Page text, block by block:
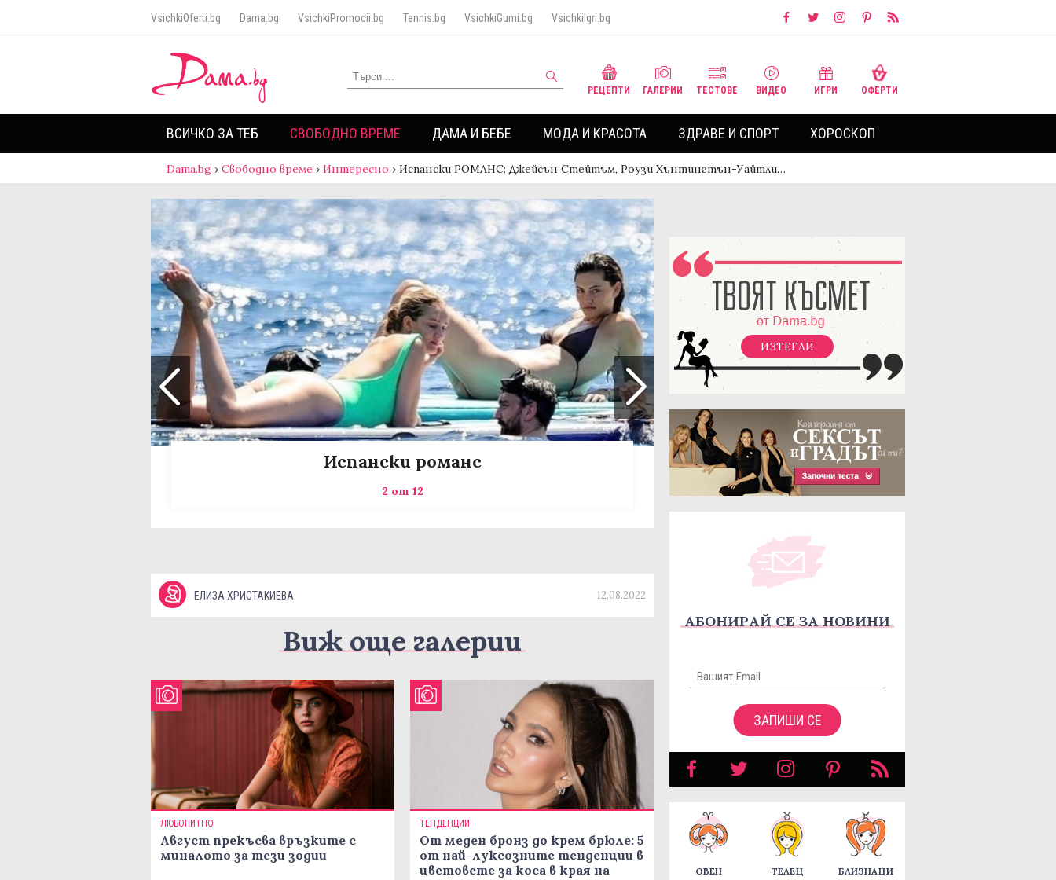
VsichkiOferti.bg Dama.bg VsichkiPromocii.bg Tennis.bg VsichkiGumi.bg VsichkiIgri.bg
РЕЦЕПТИ ГАЛЕРИИ ТЕСТОВЕ ВИДЕО ИГРИ ОФЕРТИ
ВСИЧКО ЗА ТЕБ СВОБОДНО ВРЕМЕ ДАМА И БЕБЕ МОДА И КРАСОТА ЗДРАВЕ И СПОРТ ХОРОСКОП
Dama.bg › Свободно време › Интересно › Испански РОМАНС: Джейсън Стейтъм, Роузи Хънтингтън-Уайтли…
Испански романс
2 от 12
ЕЛИЗА ХРИСТАКИЕВА 12.08.2022
Виж още галерии
ЛЮБОПИТНО
Август прекъсва връзките с
миналото за тези зодии
ТЕНДЕНЦИИ
От меден бронз до крем брюле: 5
от най-луксозните тенденции в
цветовете за коса в края на
ИЗТЕГЛИ
АБОНИРАЙ СЕ ЗА НОВИНИ
ЗАПИШИ СЕ
ОВЕН ТЕЛЕЦ БЛИЗНАЦИ